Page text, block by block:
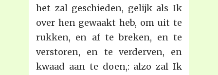
het zal geschieden, gelijk als Ik
over hen gewaakt heb, om uit te
rukken, en af te breken, en te
verstoren, en te verderven, en
kwaad aan te doen,: alzo zal Ik